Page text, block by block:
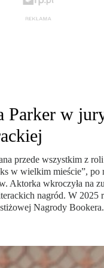
Parker w
przede wszystkim z
w wielkim mieście”, po
Aktorka wkroczyła na
nagród. W 2025
Nagrody Bookera.